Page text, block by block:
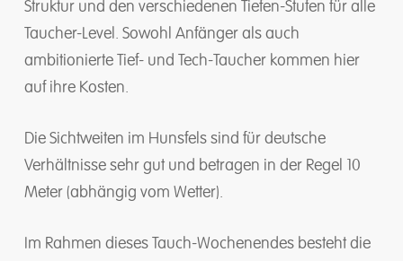
Struktur und den verschiedenen Tiefen-Stufen für alle
Taucher-Level. Sowohl Anfänger als auch
ambitionierte Tief- und Tech-Taucher kommen hier
auf ihre Kosten.
Die Sichtweiten im Hunsfels sind für deutsche
Verhältnisse sehr gut und betragen in der Regel 10
Meter (abhängig vom Wetter).
Im Rahmen dieses Tauch-Wochenendes besteht die